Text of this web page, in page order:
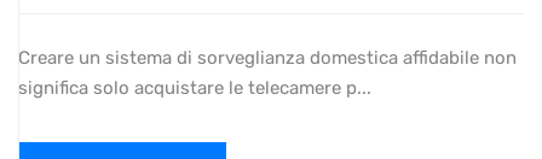
Creare un sistema di sorveglianza domestica affidabile non
significa solo acquistare le telecamere p...